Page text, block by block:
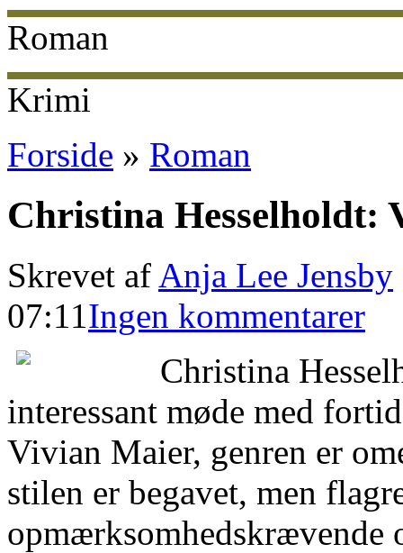
Roman
Krimi
Forside » Roman
Christina Hesselholdt:
Skrevet af Anja Lee Jensby
07:11Ingen kommentarer
Christina
interessant møde med
Vivian Maier, genren er
stilen er begavet, men
opmærksomhedskrævende